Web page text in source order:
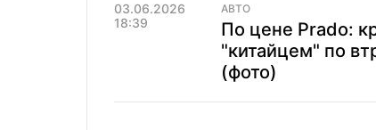
03.06.2026
18:39
АВТО
По цене Prado:
"китайцем" по
(фото)